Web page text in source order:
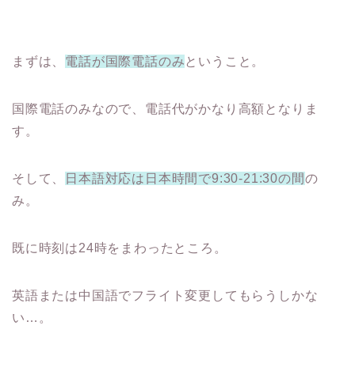
まずは、 電話が国際電話のみ ということ。
国際電話のみなので、電話代がかなり高額となりま
す。
そして、 日本語対応は日本時間で9:30-21:30の間の
み。
既に時刻は24時をまわったところ。
英語または中国語でフライト変更してもらうしかな
い…。